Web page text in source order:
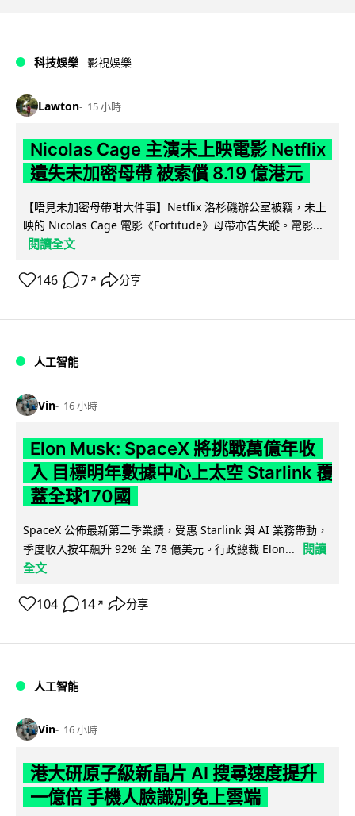
科技娛樂 影視娛樂
Lawton 15 小時
Nicolas Cage 主演未上映電影 Netflix
遺失未加密母帶 被索償 8.19 億港元
【唔見未加密母帶咁大件事】Netflix 洛杉磯辦公室被竊，未上
映的 Nicolas Cage 電影《Fortitude》母帶亦告失蹤。電影...
閱讀全文
146 7 ↗ 分享
人工智能
Vin 16 小時
Elon Musk: SpaceX 將挑戰萬億年收
入 目標明年數據中心上太空 Starlink 覆
蓋全球170國
SpaceX 公佈最新第二季業績，受惠 Starlink 與 AI 業務帶動，
季度收入按年飆升 92% 至 78 億美元。行政總裁 Elon...
閱讀
全文
104 14 ↗ 分享
人工智能
Vin 16 小時
港大研原子級新晶片 AI 搜尋速度提升
一億倍 手機人臉識別免上雲端